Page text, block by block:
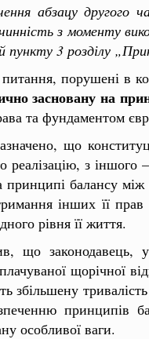
абзацу
з моменту
пункту 3 розділу
порушені в
засновану на
та фундаментом
що
реалізацію, з
принципі балансу
інших її
рівня її життя.
що законодавець,
щорічної
збільшену
принципів
особливої ваги.